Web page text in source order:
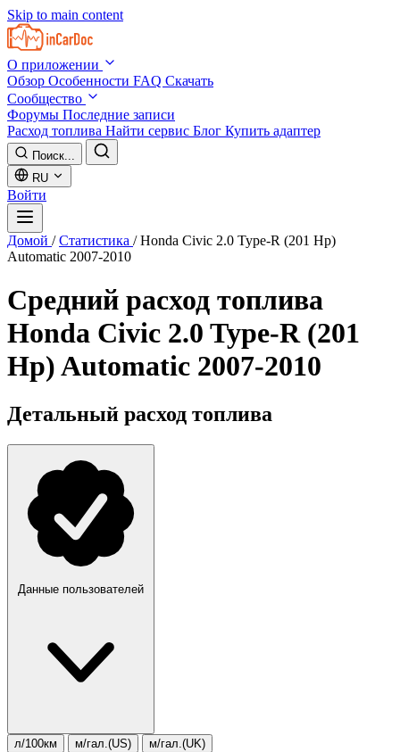
Skip to main content
О приложении
Обзор Особенности FAQ Скачать
Сообщество
Форумы Последние записи
Расход топлива Найти сервис Блог Купить адаптер
Поиск...
RU
Войти
Домой / Статистика / Honda Civic 2.0 Type-R (201 Hp)
Automatic 2007-2010
Средний расход топлива
Honda Civic 2.0 Type-R (201
Hp) Automatic 2007-2010
Детальный расход топлива
Данные пользователей
л/100км м/гал.(US) м/гал.(UK)